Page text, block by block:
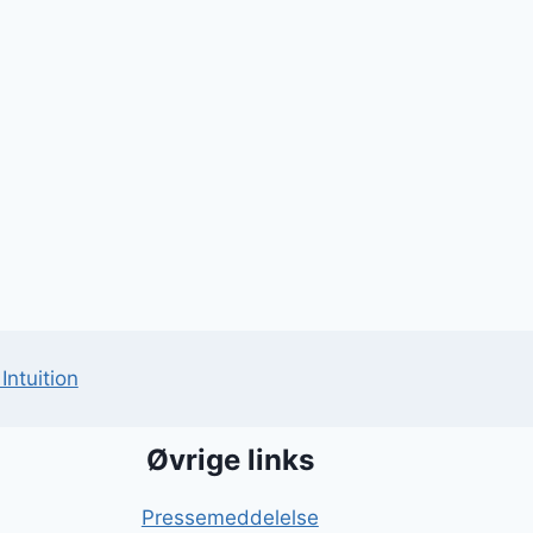
Øvrige links
Pressemeddelelse